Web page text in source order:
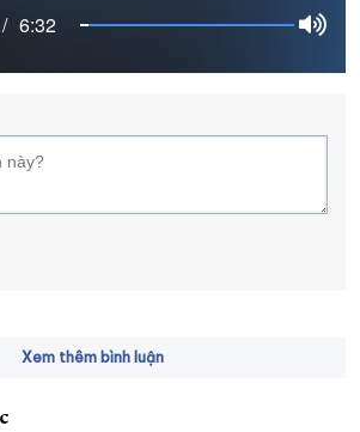
TRỞ THÀNH THÀNH PHỐ TRỰC THUỘC
TRANG CHỦ VỀ BÁO KHÁNH HÒA
/ 6:32
Xem thêm bình luận